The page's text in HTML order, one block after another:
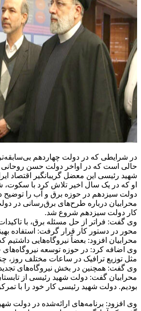
شهید رئیسی این معضل گریبانگیر اقتصاد
او که در یک سال اخیر تلاش کرد با سکوت،
دولت سیزدهم در حوزه برق و آب را توضیح
کار دولت سیزدهم شروع شد.
وی گفت: فراتر از حل مسئله برق، با
محور در دستور کار قرار گرفت: استفاده
محرابیان افزود: بعضاً نیروگاه‌هایی داشتیم
وی اضافه کرد: در حوزه توسعه نیروگاه‌های
مثل توزیع ترافیک در ساعات مختلف روز،
وی گفت: همچنین در بخش نیروگاه‌های
بودیم. دولت شهید رئیسی کار خود را با
وی افزود: برنامه‌های ارائه‌شده در دولت